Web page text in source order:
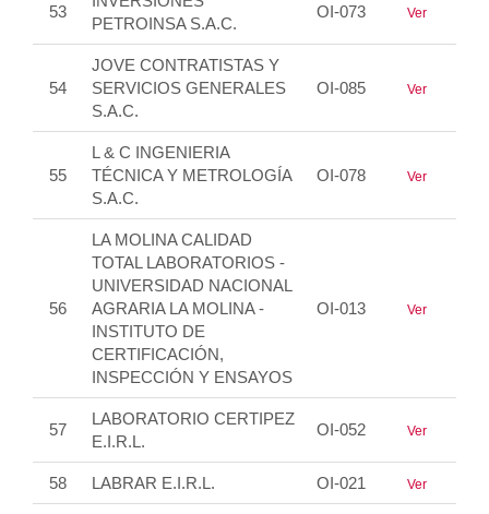
53
PETROINSA S.A.C.
OI-073 Ver
54
JOVE CONTRATISTAS Y
SERVICIOS GENERALES
S.A.C.
OI-085 Ver
55
L & C INGENIERIA
TÉCNICA Y METROLOGÍA
S.A.C.
OI-078 Ver
56
LA MOLINA CALIDAD
TOTAL LABORATORIOS -
UNIVERSIDAD NACIONAL
AGRARIA LA MOLINA -
INSTITUTO DE
CERTIFICACIÓN,
INSPECCIÓN Y ENSAYOS
OI-013 Ver
57
LABORATORIO CERTIPEZ
E.I.R.L.
OI-052 Ver
58 LABRAR E.I.R.L. OI-021 Ver